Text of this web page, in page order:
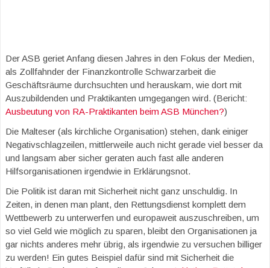
Der ASB geriet Anfang diesen Jahres in den Fokus der Medien,
als Zollfahnder der Finanzkontrolle Schwarzarbeit die
Geschäftsräume durchsuchten und herauskam, wie dort mit
Auszubildenden und Praktikanten umgegangen wird. (Bericht:
Ausbeutung von RA-Praktikanten beim ASB München?)
Die Malteser (als kirchliche Organisation) stehen, dank einiger
Negativschlagzeilen, mittlerweile auch nicht gerade viel besser da
und langsam aber sicher geraten auch fast alle anderen
Hilfsorganisationen irgendwie in Erklärungsnot.
Die Politik ist daran mit Sicherheit nicht ganz unschuldig. In
Zeiten, in denen man plant, den Rettungsdienst komplett dem
Wettbewerb zu unterwerfen und europaweit auszuschreiben, um
so viel Geld wie möglich zu sparen, bleibt den Organisationen ja
gar nichts anderes mehr übrig, als irgendwie zu versuchen billiger
zu werden! Ein gutes Beispiel dafür sind mit Sicherheit die